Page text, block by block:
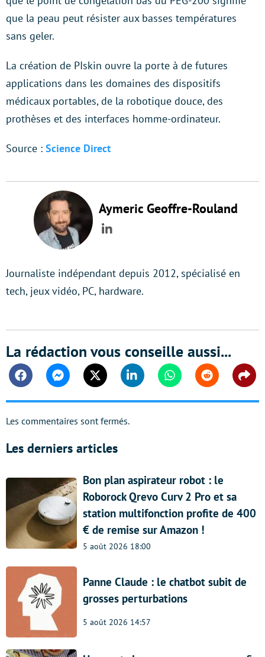
que la peau peut résister aux basses températures
sans geler.
La création de PIskin ouvre la porte à de futures
applications dans les domaines des dispositifs
médicaux portables, de la robotique douce, des
prothèses et des interfaces homme-ordinateur.
Source : Science Direct
Aymeric Geoffre-Rouland
LinkedIn
Journaliste indépendant depuis 2012, spécialisé en
tech, jeux vidéo, PC, hardware.
La rédaction vous conseille aussi...
FacebookMessengerTwitter Linkedin WhatsappReddit
Les commentaires sont fermés.
Les derniers articles
Bon plan aspirateur robot : le
Roborock Qrevo Curv 2 Pro et sa
station multifonction profite de 400
€ de remise sur Amazon !
5 août 2026 18:00
Panne Claude : le chatbot subit de
grosses perturbations
5 août 2026 14:57